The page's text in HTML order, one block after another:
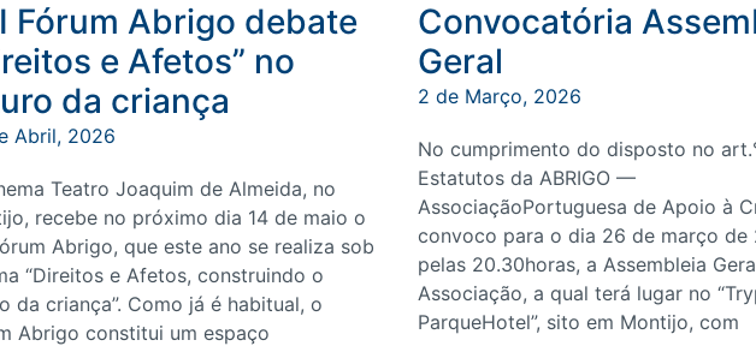
Fórum Abrigo debate
e Afetos” no
da criança
Abril, 2026
Teatro Joaquim de Almeida, no
recebe no próximo dia 14 de maio o
Abrigo, que este ano se realiza sob
“Direitos e Afetos, construindo o
da criança”. Como já é habitual, o
Abrigo constitui um espaço
Convocatória
Geral
2 de Março, 2026
No cumprimento do disposto no
Estatutos da ABRIGO —
AssociaçãoPortuguesa de Apoio à
convoco para o dia 26 de março de
pelas 20.30horas, a Assembleia
Associação, a qual terá lugar no
ParqueHotel”, sito em Montijo, com